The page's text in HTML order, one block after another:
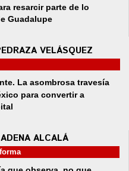
resarcir parte de lo
Guadalupe
VELÁSQUEZ
La asombrosa travesía
para convertir a
ALCALÁ